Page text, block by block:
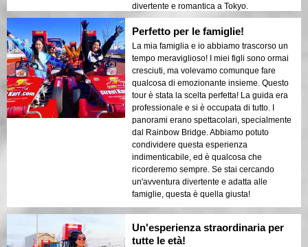
divertente e romantica a Tokyo.
Perfetto per le famiglie!
La mia famiglia e io abbiamo trascorso un
tempo meraviglioso! I miei figli sono ormai
cresciuti, ma volevamo comunque fare
qualcosa di emozionante insieme. Questo
tour è stata la scelta perfetta! La guida era
professionale e si è occupata di tutto. I
panorami erano spettacolari, specialmente
dal Rainbow Bridge. Abbiamo potuto
condividere questa esperienza
indimenticabile, ed è qualcosa che
ricorderemo sempre. Se stai cercando
un'avventura divertente e adatta alle
famiglie, questa è quella giusta!
Un'esperienza straordinaria per
tutte le età!